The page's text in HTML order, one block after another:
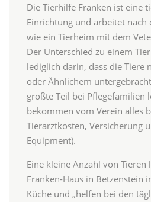
Die Tierhilfe Franken ist eine
Einrichtung und arbeitet nach
wie ein Tierheim mit dem
Der Unterschied zu einem
lediglich darin, dass die Tiere
oder Ähnlichem
größte Teil bei Pflegefamilien
bekommen vom Verein alles
Tierarztkosten, Versicherung
Equipment).
Eine kleine Anzahl von
Franken-Haus in Betzenstein
Küche und „helfen bei den